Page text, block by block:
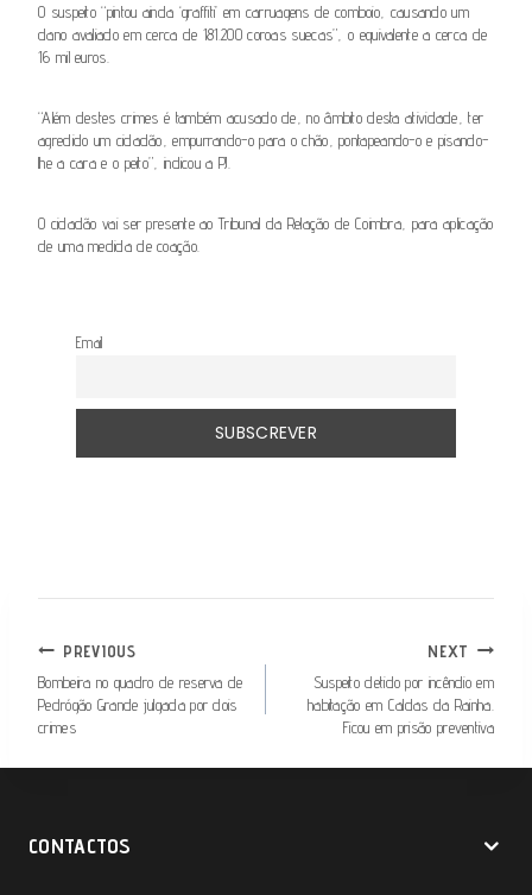
O suspeito “pintou ainda ‘graffiti’ em carruagens de comboio, causando um
dano avaliado em cerca de 181.200 coroas suecas”, o equivalente a cerca de
16 mil euros.
“Além destes crimes é também acusado de, no âmbito desta atividade, ter
agredido um cidadão, empurrando-o para o chão, pontapeando-o e pisando-
lhe a cara e o peito”, indicou a PJ.
O cidadão vai ser presente ao Tribunal da Relação de Coimbra, para aplicação
de uma medida de coação.
Email
NAVEGAÇÃO
DE
ARTIGOS
PREVIOUS
Bombeira no quadro de reserva de
Pedrógão Grande julgada por dois
crimes
NEXT
Suspeito detido por incêndio em
habitação em Caldas da Rainha.
Ficou em prisão preventiva
CONTACTOS